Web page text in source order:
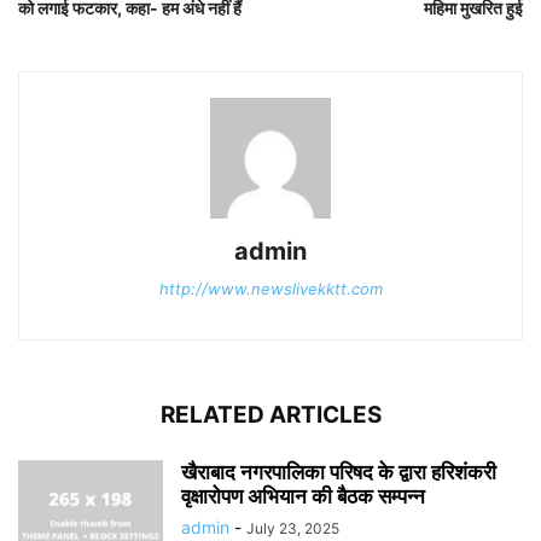
को लगाई फटकार, कहा- हम अंधे नहीं हैं महिमा मुखरित हुई
admin
http://www.newslivekktt.com
RELATED ARTICLES
खैराबाद नगरपालिका परिषद के द्वारा हरिशंकरी
वृक्षारोपण अभियान की बैठक सम्पन्न
admin - July 23, 2025